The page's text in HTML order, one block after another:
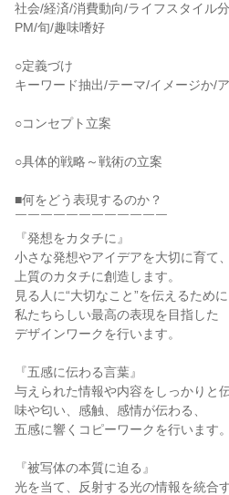
社会/経済/消費動向/ライフスタイル
PM/旬/趣味嗜好
○定義づけ
キーワード抽出/テーマ/イメージか/
○コンセプト立案
○具体的戦略～戦術の立案
■何をどう表現するのか？
￣￣￣￣￣￣￣￣￣￣￣￣
『発想をカタチに』
小さな発想やアイデアを大切に育て、
上質のカタチに創造します。
見る人に“大切なこと”を伝えるために
私たちらしい最高の表現を目指した
デザインワークを行います。
『五感に伝わる言葉』
与えられた情報や内容をしっかりと
味や匂い、感触、感情が伝わる、
五感に響くコピーワークを行います。
『被写体の本質に迫る』
光を当て、反射する光の情報を統合